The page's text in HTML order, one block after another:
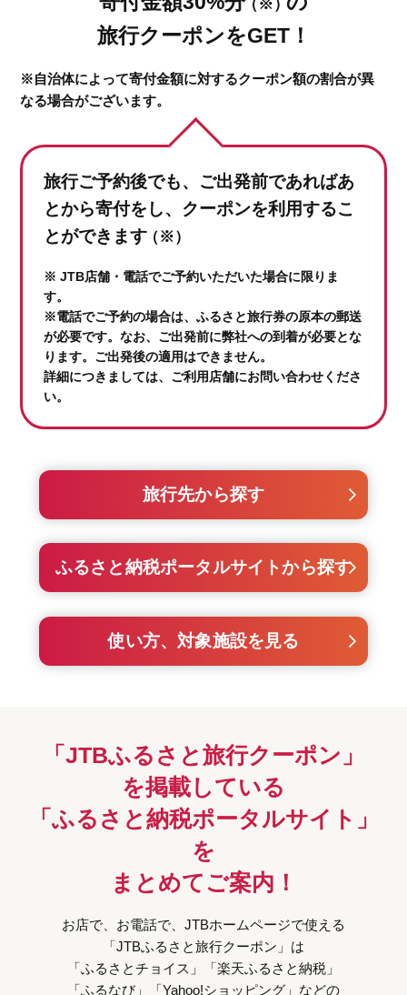
（※）
旅行クーポンをGET！
※自治体によって寄付金額に対するクーポン額の割合が異
なる場合がございます。
旅行ご予約後でも、ご出発前であればあ
とから寄付をし、クーポンを利用するこ
とができます（※）
※ JTB店舗・電話でご予約いただいた場合に限りま
す。
※電話でご予約の場合は、ふるさと旅行券の原本の郵送
が必要です。なお、ご出発前に弊社への到着が必要とな
ります。ご出発後の適用はできません。
詳細につきましては、ご利用店舗にお問い合わせくださ
い。
旅行先から探す
ふるさと納税ポータルサイトから探す
使い方、対象施設を見る
「JTBふるさと旅行クーポン」
を掲載している
「ふるさと納税ポータルサイト」
を
まとめてご案内！
お店で、お電話で、JTBホームページで使える
「JTBふるさと旅行クーポン」は
「ふるさとチョイス」「楽天ふるさと納税」
「ふるなび」「Yahoo!ショッピング」などの